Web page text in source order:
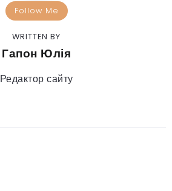
Follow Me
WRITTEN BY
Гапон Юлія
Редактор сайту